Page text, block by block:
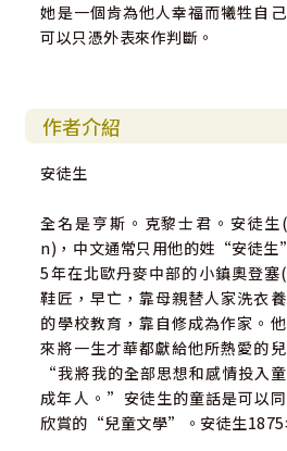
她是一個肯為他人幸福而犧牲自
可以只憑外表來作判斷。
作者介紹
安徒生
全名是亨斯。克黎士君。安徒
n)，中文通常只用他的姓“安徒
5年在北歐丹麥中部的小鎮奧登
鞋匠，早亡，靠母親替人家洗衣
的學校教育，靠自修成為作家。
來將一生才華都獻給他所熱愛的
“我將我的全部思想和感情投入
成年人。”安徒生的童話是可以
欣賞的“兒童文學”。安徒生1875